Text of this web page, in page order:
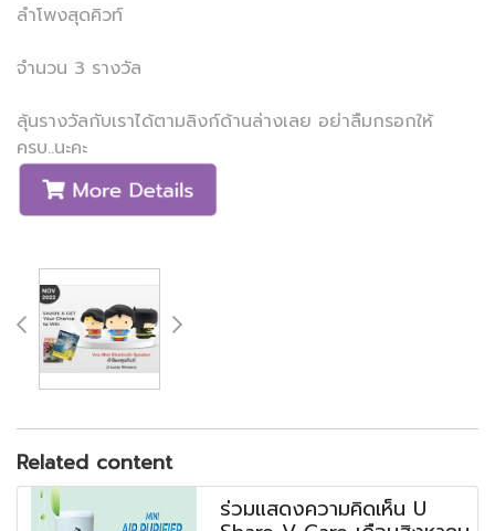
ลำโพงสุดคิวท์
จำนวน 3 รางวัล
ลุ้นรางวัลกับเราได้ตามลิงก์ด้านล่างเลย อย่าลืมกรอกให้
ครบ..นะคะ
Related content
ร่วมแสดงความคิดเห็น U